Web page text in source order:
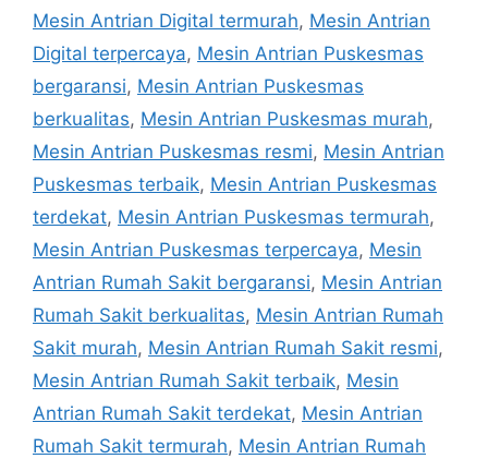
Mesin Antrian Digital termurah, Mesin Antrian
Digital terpercaya, Mesin Antrian Puskesmas
bergaransi, Mesin Antrian Puskesmas
berkualitas, Mesin Antrian Puskesmas murah,
Mesin Antrian Puskesmas resmi, Mesin Antrian
Puskesmas terbaik, Mesin Antrian Puskesmas
terdekat, Mesin Antrian Puskesmas termurah,
Mesin Antrian Puskesmas terpercaya, Mesin
Antrian Rumah Sakit bergaransi, Mesin Antrian
Rumah Sakit berkualitas, Mesin Antrian Rumah
Sakit murah, Mesin Antrian Rumah Sakit resmi,
Mesin Antrian Rumah Sakit terbaik, Mesin
Antrian Rumah Sakit terdekat, Mesin Antrian
Rumah Sakit termurah, Mesin Antrian Rumah